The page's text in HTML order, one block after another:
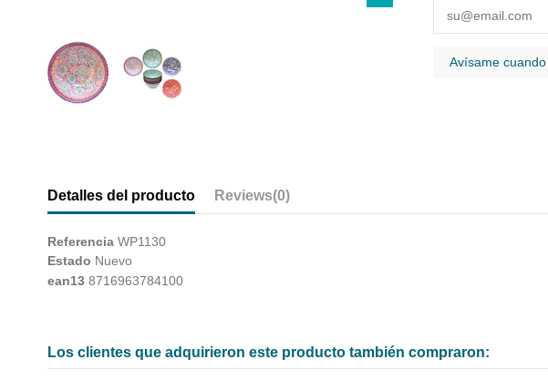
Detalles del producto Reviews(0)
Referencia WP1130
Estado Nuevo
ean13 8716963784100
Los clientes que adquirieron este producto también compraron: